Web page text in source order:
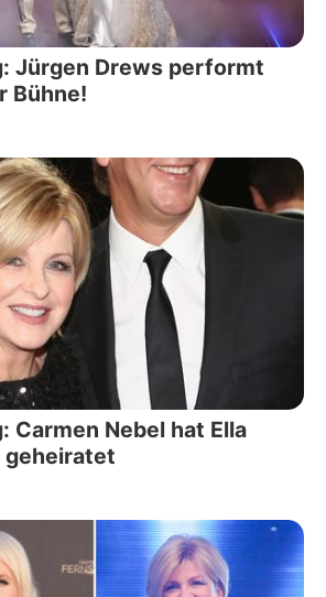
Jürgen Drews performt
Bühne!
Carmen Nebel hat Ella
geheiratet